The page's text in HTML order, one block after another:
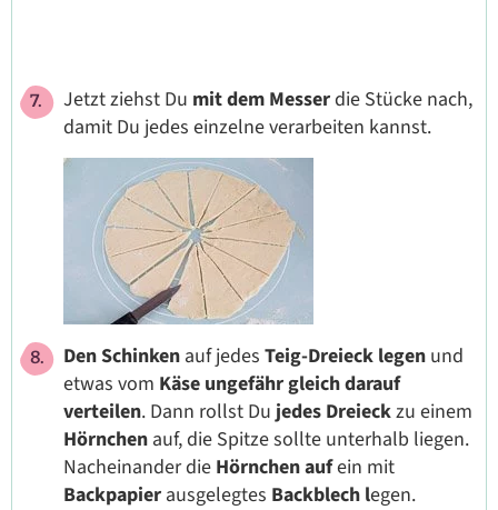
Jetzt ziehst Du mit dem Messerdie Stücke nach,
damit Du jedes einzelne verarbeiten kannst.
Den Schinken auf jedes Teig-Dreieck legen und
etwas vom Käse ungefähr gleich darauf
verteilen. Dann rollst Du jedes Dreieckzu einem
Hörnchen auf, die Spitze sollte unterhalb liegen.
Nacheinander die Hörnchen aufein mit
Backpapier ausgelegtes Backblech legen.